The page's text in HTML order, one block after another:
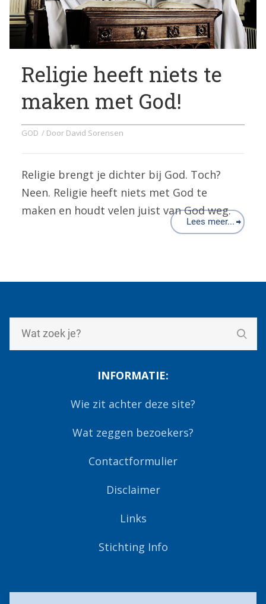
Religie heeft niets te
maken met God!
GOD / Door David Sorensen
Religie brengt je dichter bij God. Toch?
Neen. Religie heeft niets met God te
maken en houdt velen juist van God weg.
Lees meer...
INFORMATIE:
Wie zit achter deze site?
Wat zeggen bezoekers?
Contactformulier
Disclaimer
Links
Stichting Info